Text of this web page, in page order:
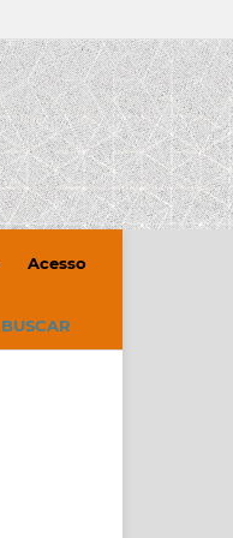
BUSCAR
Acesso